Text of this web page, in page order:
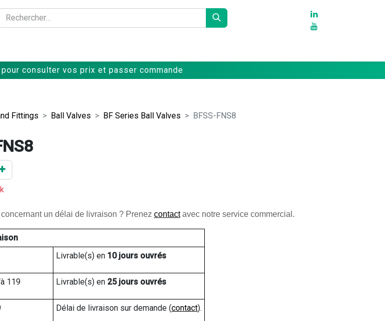
pour consulter vos prix et passer commande
Fittings Ball Valves BF Series Ball Valves BFSS-FNS8
un délai de livraison ? Prenez contact avec notre service commercial.
Livrable(s) en 10 jours ouvrés
119 Livrable(s) en 25 jours ouvrés
Délai de livraison sur demande (contact).